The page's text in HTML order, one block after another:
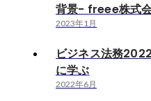
背景- freee株式
2023年1月
ビジネス法務
に学ぶ
2022年6月